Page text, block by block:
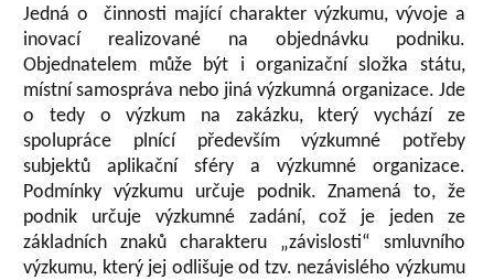
Jedná o činnosti mající charakter výzkumu, vývoje a
inovací realizované na objednávku podniku.
Objednatelem může být i organizační složka státu,
místní samospráva nebo jiná výzkumná organizace. Jde
o tedy o výzkum na zakázku, který vychází ze
spolupráce plnící především výzkumné potřeby
subjektů aplikační sféry a výzkumné organizace.
Podmínky výzkumu určuje podnik. Znamená to, že
podnik určuje výzkumné zadání, což je jeden ze
základních znaků charakteru „závislosti“ smluvního
výzkumu, který jej odlišuje od tzv. nezávislého výzkumu